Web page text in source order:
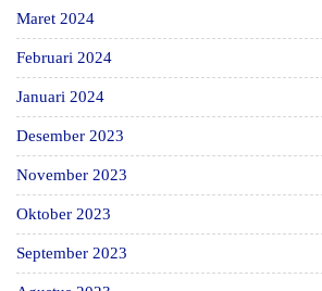
Maret 2024
Februari 2024
Januari 2024
Desember 2023
November 2023
Oktober 2023
September 2023